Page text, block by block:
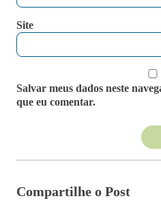
Compartilhe o Post
Site
Salvar meus dados neste
que eu comentar.